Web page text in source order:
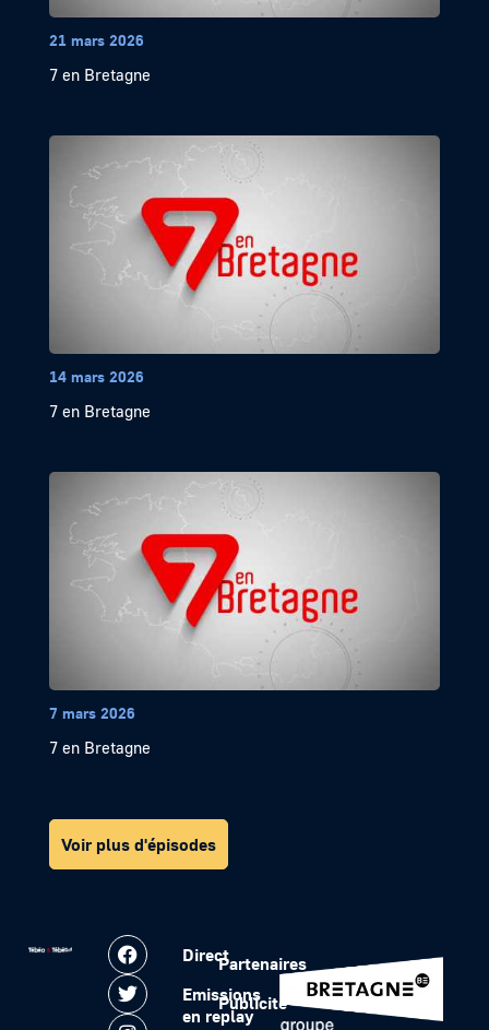
21 mars 2026
7 en Bretagne
14 mars 2026
7 en Bretagne
7 mars 2026
7 en Bretagne
Voir plus d'épisodes
Direct
Emissions
en replay
Partenaires
Publicité